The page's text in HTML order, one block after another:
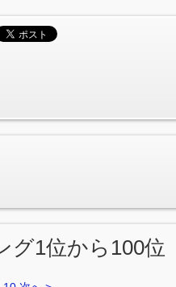
グ1位から100位